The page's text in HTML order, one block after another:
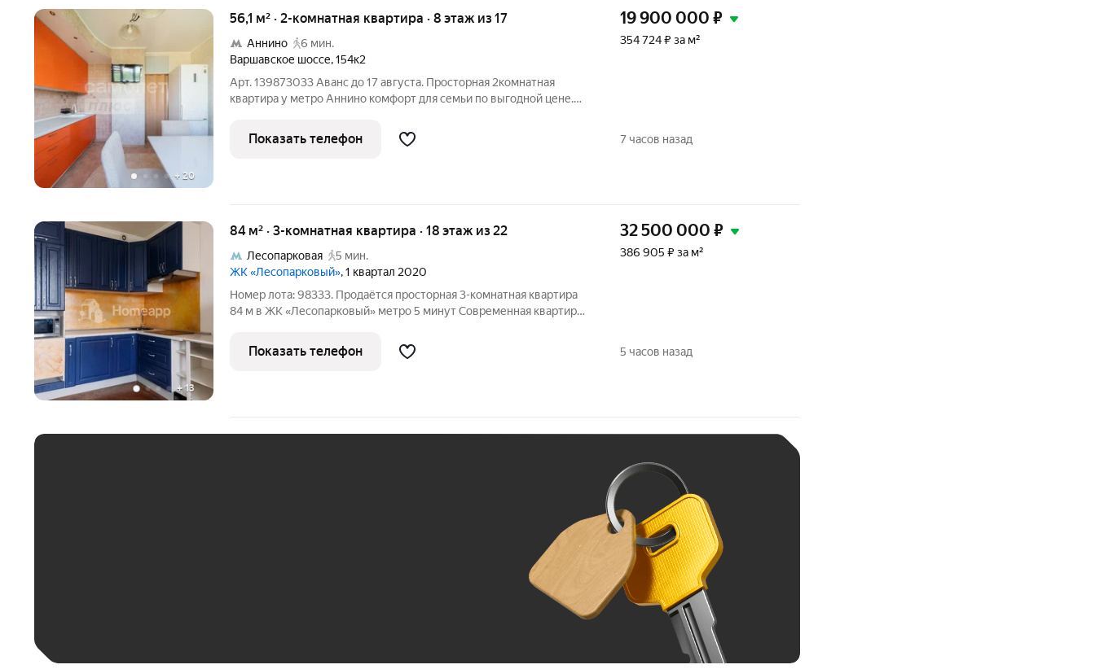
+ 20
56,1 м² · 2-комнатная квартира · 8 этаж из 17
Аннино
6 мин.
Варшавское шоссе,154к2
Арт. 139873033 Аванс до 17 августа. Просторная 2комнатная
квартира у метро Аннино комфорт для семьи по выгодной цене.
панельного дома серии П44 готовый вариант для семьи, которая
ценит
19 900 000 ₽
354 724 ₽ за м²
Показать телефон 7 часов назад
+13
84 м² · 3-комнатная квартира · 18 этаж из 22
Лесопарковая
5 мин.
ЖК «Лесопарковый», 1 квартал 2020
Номер лота: 98333. Продаётся просторная 3-комнатная квартира
84 м в ЖК «Лесопарковый» метро 5 минут Современная квартира
32 500 000 ₽
386 905 ₽ за м²
Показать телефон 5 часов назад